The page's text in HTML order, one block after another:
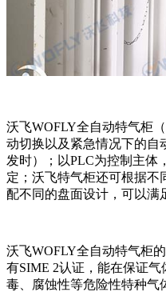
沃飞WOFLY全自动特气柜
动切换以及紧急情况下的自
发时）；以PLC为控制主体
定；沃飞特气柜还可根据不
配不同的盘面设计，可以满
沃飞WOFLY全自动特气柜
有SIME 2认证，能在保证
毒、腐蚀性等危险性特种气